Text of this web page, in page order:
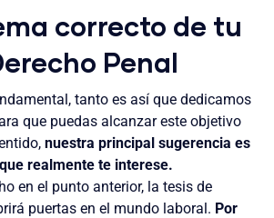
correcto de tu
Penal
tanto es así que dedicamos
que puedas alcanzar este objetivo
nuestra principal sugerencia es
realmente te interese.
en el punto anterior, la tesis de
puertas en el mundo laboral. Por